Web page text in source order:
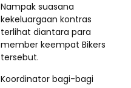
Nampak suasana
kekeluargaan kontras
terlihat diantara para
member keempat Bikers
tersebut.
Koordinator bagi-bagi